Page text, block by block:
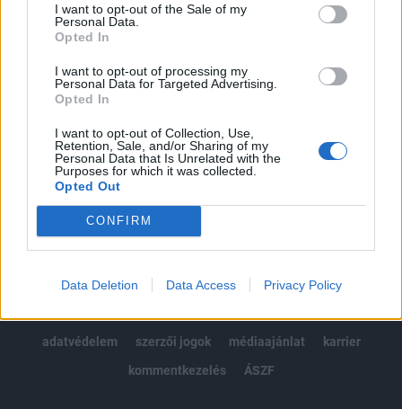
I want to opt-out of the Sale of my
Personal Data.
Opted In
I want to opt-out of processing my
Personal Data for Targeted Advertising.
Opted In
I want to opt-out of Collection, Use,
Retention, Sale, and/or Sharing of my
Personal Data that Is Unrelated with the
Purposes for which it was collected.
Opted Out
CONFIRM
Data Deletion Data Access Privacy Policy
Kötéslisták: BÉT elmúlt 2 év napon belüli
kötéslistái
Előfizetés
MÁR ELŐFIZETŐNK VAGY?BEJELENTKEZÉS
© 2026 Portfolio
adatvédelem
szerzői jogok médiaajánlat
karrier
kommentkezelés
ÁSZF